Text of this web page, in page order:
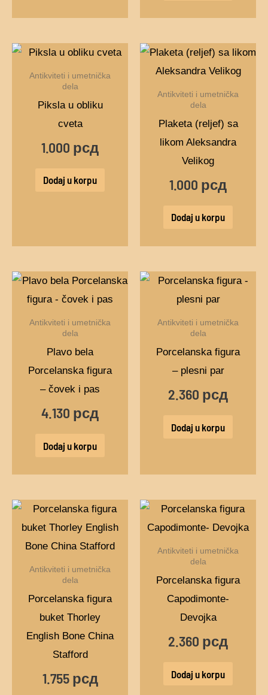
Antikviteti i umetnička
dela
Piksla u obliku
cveta
1.000 рсд
Dodaj u korpu
Antikviteti i umetnička
dela
Plaketa (reljef) sa
likom Aleksandra
Velikog
1.000 рсд
Dodaj u korpu
Antikviteti i umetnička
dela
Plavo bela
Porcelanska figura
– čovek i pas
4.130 рсд
Dodaj u korpu
Antikviteti i umetnička
dela
Porcelanska figura
– plesni par
2.360 рсд
Dodaj u korpu
Antikviteti i umetnička
dela
Porcelanska figura
buket Thorley
English Bone China
Stafford
1.755 рсд
Antikviteti i umetnička
dela
Porcelanska figura
Capodimonte-
Devojka
2.360 рсд
Dodaj u korpu